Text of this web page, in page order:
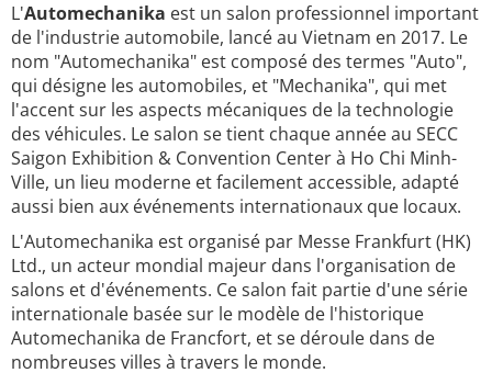
L'Automechanika est un salon professionnel important
de l'industrie automobile, lancé au Vietnam en 2017. Le
nom "Automechanika" est composé des termes "Auto",
qui désigne les automobiles, et "Mechanika", qui met
l'accent sur les aspects mécaniques de la technologie
des véhicules. Le salon se tient chaque année au SECC
Saigon Exhibition & Convention Center à Ho Chi Minh-
Ville, un lieu moderne et facilement accessible, adapté
aussi bien aux événements internationaux que locaux.
L'Automechanika est organisé par Messe Frankfurt (HK)
Ltd., un acteur mondial majeur dans l'organisation de
salons et d'événements. Ce salon fait partie d'une série
internationale basée sur le modèle de l'historique
Automechanika de Francfort, et se déroule dans de
nombreuses villes à travers le monde.